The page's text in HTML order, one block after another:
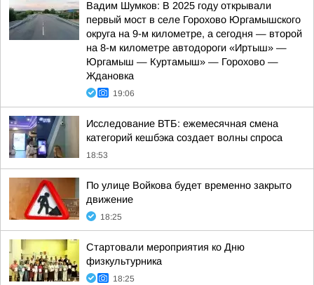
Вадим Шумков: В 2025 году открывали
первый мост в селе Горохово Юргамышского
округа на 9-м километре, а сегодня — второй
на 8-м километре автодороги «Иртыш» —
Юргамыш — Куртамыш» — Горохово —
Ждановка
19:06
Исследование ВТБ: ежемесячная смена
категорий кешбэка создает волны спроса
18:53
По улице Войкова будет временно закрыто
движение
18:25
Стартовали мероприятия ко Дню
физкультурника
18:25